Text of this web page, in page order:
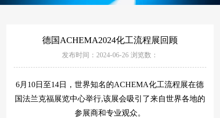
德国ACHEMA2024化工流程展回顾
发布时间：2024-06-26 浏览数：
6月10日至14日，世界知名的ACHEMA化工流程展在德
国法兰克福展览中心举行,该展会吸引了来自世界各地的
参展商和专业观众。